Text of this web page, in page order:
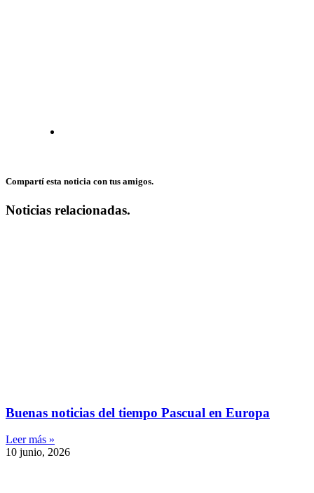
Compartí esta noticia con tus amigos.
Noticias relacionadas.
Buenas noticias del tiempo Pascual en Europa
Leer más »
10 junio, 2026